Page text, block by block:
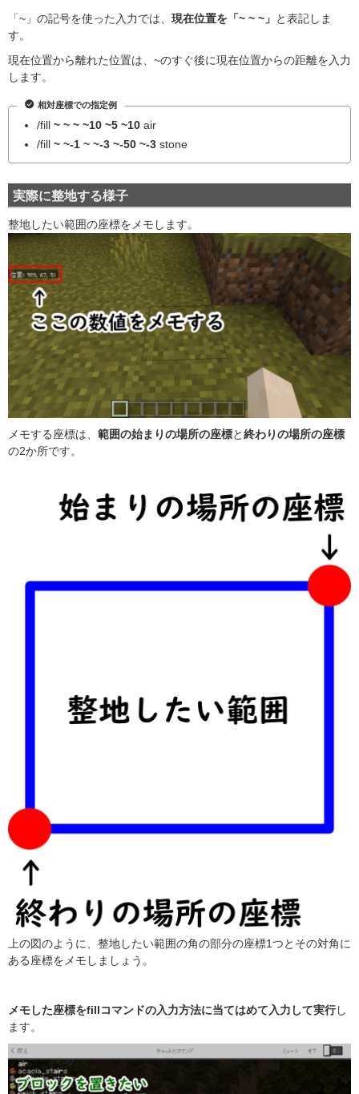
「~」の記号を使った入力では、 現在位置を「~ ~ ~」 と表記しま
す。
現在位置から離れた位置は、~のすぐ後に現在位置からの距離を入力
します。
相対座標での指定例
/fill ~ ~ ~ ~10 ~5 ~10 air
/fill ~ ~-1 ~ ~-3 ~-50 ~-3 stone
実際に整地する様子
整地したい範囲の座標をメモします。
メモする座標は、 範囲の始まりの場所の座標と終わりの場所の座標
の2か所です。
上の図のように、整地したい範囲の角の部分の座標1つとその対角に
ある座標をメモしましょう。
メモした座標をfillコマンドの入力方法に当てはめて入力して実行し
ます。